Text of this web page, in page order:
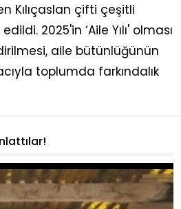
Kılıçaslan çifti çeşitli
2025'in ‘Aile Yılı' olması
aile bütünlüğünün
toplumda farkındalık